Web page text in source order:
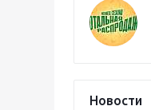
Новости